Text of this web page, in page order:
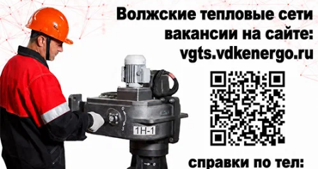
сегодня в 11:26 0